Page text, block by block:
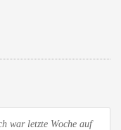
war letzte Woche auf